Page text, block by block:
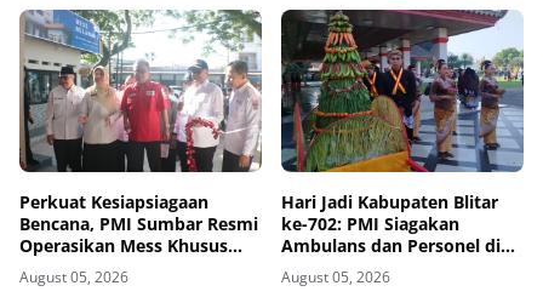
Perkuat Kesiapsiagaan
Bencana, PMI Sumbar Resmi
Operasikan Mess Khusus
Relawan Kemanusiaan
August 05, 2026
Hari Jadi Kabupaten Blitar
ke-702: PMI Siagakan
Ambulans dan Personel di
Area Pisowanan Agung
August 05, 2026